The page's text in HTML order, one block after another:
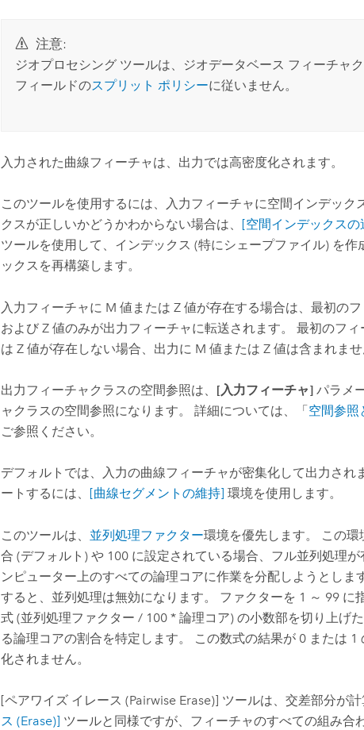
注意:
ジオプロセシング ツールは、ジオデータベース フィーチャ
フィールドのスプリット ポリシーに従いません。
入力された曲線フィーチャは、出力では高密度化されます。
このツールを使用するには、入力フィーチャに空間インデック
クスが正しいかどうかわからない場合は、
[空間インデックス
ツールを使用して、インデックス (特にシェープファイル) を作
ックスを再構築します。
入力フィーチャに M 値または Z 値が存在する場合は、最初の
および Z 値のみが出力フィーチャに転送されます。 最初のフ
は Z 値が存在しない場合、出力に M 値または Z 値は含まれませ
出力フィーチャクラスの空間参照は、 [入力フィーチャ]パラメ
ャクラスの空間参照になります。 詳細については、「空間参照
ご参照ください。
デフォルトでは、入力の曲線フィーチャが密集化して出力され
ートするには、
[曲線セグメントの維持] 環境を使用します。
このツールは、 並列処理ファクター環境を優先します。 この
合 (デフォルト) や 100 に設定されている場合、フル並列処理
ンピューター上のすべての論理コアに作業を分配しようとしま
すると、並列処理は無効になります。 ファクターを 1 ～ 99 に
式 (並列処理ファクター / 100 * 論理コア) の小数部を切り上げ
る論理コアの割合を特定します。 この数式の結果が 0 または 1
化されません。
[ペアワイズ イレース (Pairwise Erase)] ツールは、交差部分が
ス (Erase)] ツールと同様ですが、フィーチャのすべての組み合